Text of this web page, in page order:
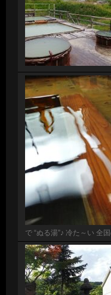
で “ぬる湯”♪ 冷た～い 全